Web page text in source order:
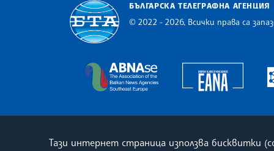
БЪЛГАРСКА ТЕЛЕГРАФНА АГЕНЦИЯ
© 2022 - 2026, Всички права са
The Assocoation of the
Тази интернет страница използва бисквитки